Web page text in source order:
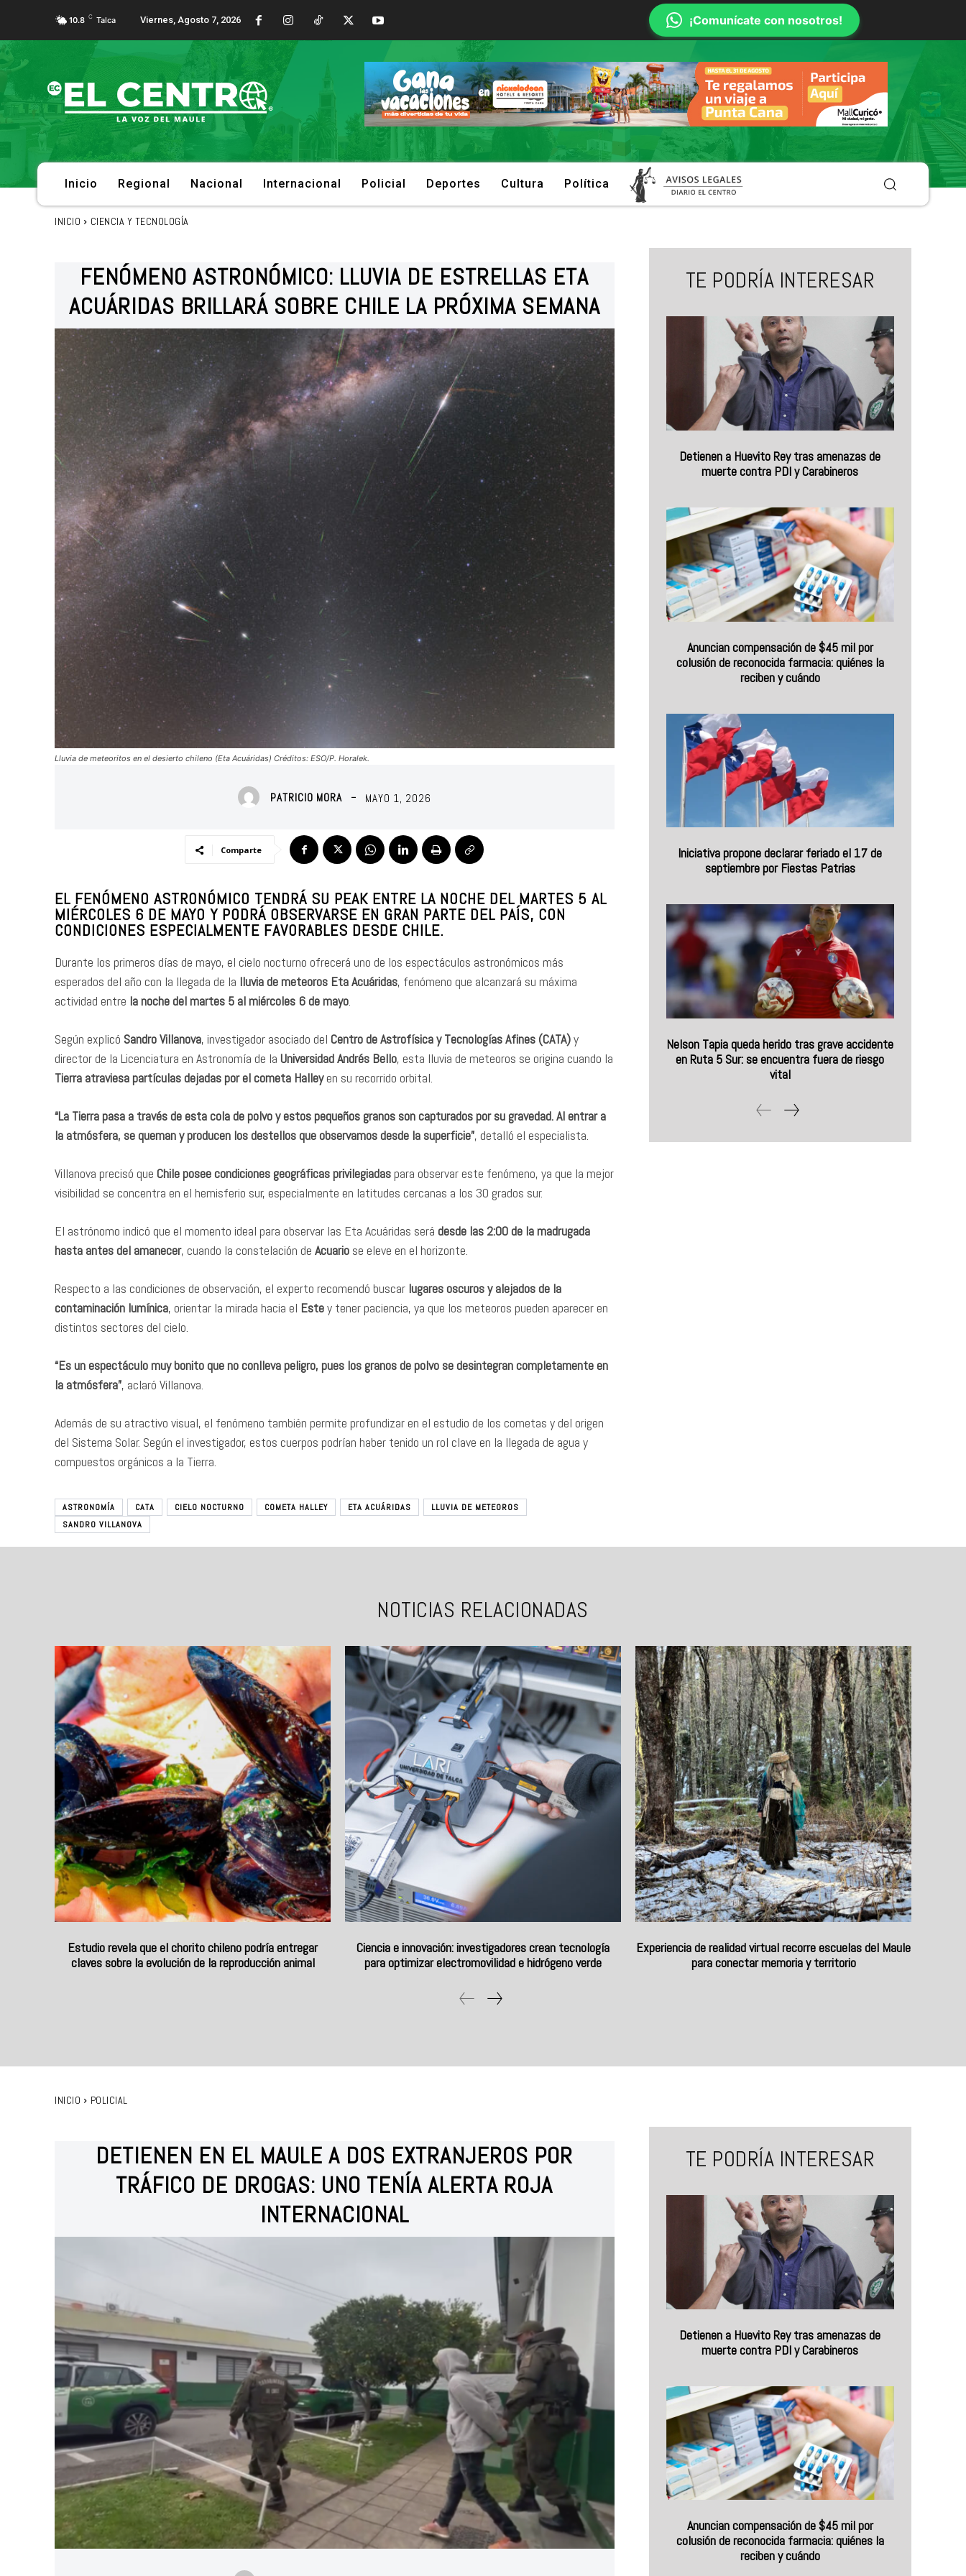
10.8 C Talca Viernes, Agosto 7, 2026 ¡Comunícate con nosotros!
Inicio Regional Nacional Internacional Policial Deportes Cultura Política
INICIO CIENCIA Y TECNOLOGÍA
FENÓMENO ASTRONÓMICO: LLUVIA DE ESTRELLAS ETA
ACUÁRIDAS BRILLARÁ SOBRE CHILE LA PRÓXIMA SEMANA
Lluvia de meteoritos en el desierto chileno (Eta Acuáridas) Créditos: ESO/P. Horalek.
PATRICIO MORA MAYO 1, 2026
Comparte
EL FENÓMENO ASTRONÓMICO TENDRÁ SU PEAK ENTRE LA NOCHE DEL MARTES 5 AL
MIÉRCOLES 6 DE MAYO Y PODRÁ OBSERVARSE EN GRAN PARTE DEL PAÍS, CON
CONDICIONES ESPECIALMENTE FAVORABLES DESDE CHILE.
Durante los primeros días de mayo, el cielo nocturno ofrecerá uno de los espectáculos astronómicos más
esperados del año con la llegada de la lluvia de meteoros Eta Acuáridas, fenómeno que alcanzará su máxima
actividad entre la noche del martes 5 al miércoles 6 de mayo.
Según explicó Sandro Villanova, investigador asociado del Centro de Astrofísica y Tecnologías Afines (CATA)y
director de la Licenciatura en Astronomía de la Universidad Andrés Bello, esta lluvia de meteoros se origina cuando la
Tierra atraviesa partículas dejadas por el cometa Halleyen su recorrido orbital.
“La Tierra pasa a través de esta cola de polvo y estos pequeños granos son capturados por su gravedad. Al entrar a
la atmósfera, se queman y producen los destellos que observamos desde la superficie”, detalló el especialista.
Villanova precisó que Chile posee condiciones geográficas privilegiadaspara observar este fenómeno, ya que la mejor
visibilidad se concentra en el hemisferio sur, especialmente en latitudes cercanas a los 30 grados sur.
El astrónomo indicó que el momento ideal para observar las Eta Acuáridas será desde las 2:00 de la madrugada
hasta antes del amanecer, cuando la constelación de Acuario se eleve en el horizonte.
Respecto a las condiciones de observación, el experto recomendó buscar lugares oscuros y alejados de la
contaminación lumínica, orientar la mirada hacia el Estey tener paciencia, ya que los meteoros pueden aparecer en
distintos sectores del cielo.
“Es un espectáculo muy bonito que no conlleva peligro, pues los granos de polvo se desintegran completamente en
la atmósfera”, aclaró Villanova.
Además de su atractivo visual, el fenómeno también permite profundizar en el estudio de los cometas y del origen
del Sistema Solar. Según el investigador, estos cuerpos podrían haber tenido un rol clave en la llegada de agua y
compuestos orgánicos a la Tierra.
ASTRONOMÍA CATA CIELO NOCTURNO COMETA HALLEY ETA ACUÁRIDAS
LLUVIA DE METEOROS
SANDRO VILLANOVA
TE PODRÍA INTERESAR
Detienen a Huevito Rey tras amenazas de
muerte contra PDI y Carabineros
Anuncian compensación de $45 mil por
colusión de reconocida farmacia: quiénes la
reciben y cuándo
Iniciativa propone declarar feriado el 17 de
septiembre por Fiestas Patrias
Nelson Tapia queda herido tras grave accidente
en Ruta 5 Sur: se encuentra fuera de riesgo
vital
NOTICIAS RELACIONADAS
Estudio revela que el chorito chileno podría entregar
claves sobre la evolución de la reproducción animal
Ciencia e innovación: investigadores crean tecnología
para optimizar electromovilidad e hidrógeno verde
Experiencia de realidad virtual recorre escuelas del Maule
para conectar memoria y territorio